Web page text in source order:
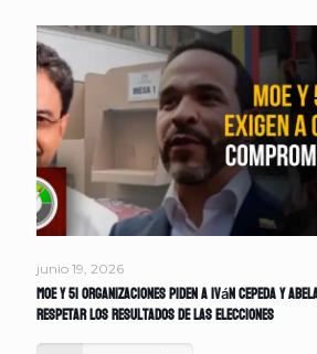
junio 19, 2026
MOE y 51 organizaciones piden a Iván Cepeda y
respetar los resultados de las elecciones